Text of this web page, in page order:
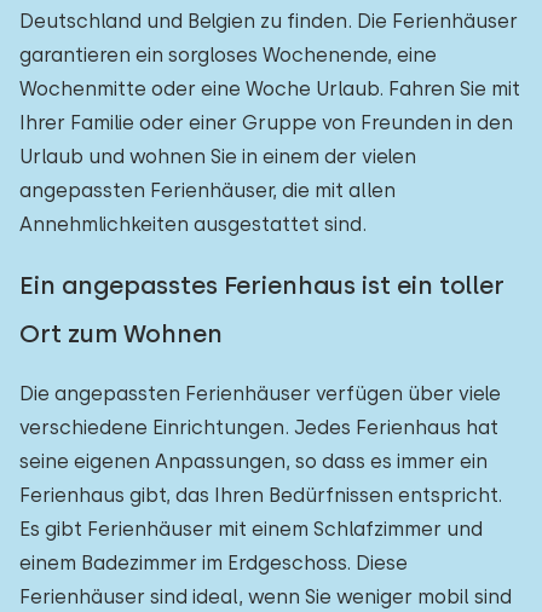
Kindereinrichtungen im Park 0
Zugänglichkeit
Eingeschränkte Mobilität
Rollstuhlgerecht
Hilfsmittel
Deutschland und Belgien zu finden. Die Ferienhäuser
garantieren ein sorgloses Wochenende, eine
Wochenmitte oder eine Woche Urlaub. Fahren Sie mit
Ihrer Familie oder einer Gruppe von Freunden in den
Urlaub und wohnen Sie in einem der vielen
angepassten Ferienhäuser, die mit allen
Annehmlichkeiten ausgestattet sind.
Ein angepasstes Ferienhaus ist ein toller
Ort zum Wohnen
Die angepassten Ferienhäuser verfügen über viele
verschiedene Einrichtungen. Jedes Ferienhaus hat
seine eigenen Anpassungen, so dass es immer ein
Ferienhaus gibt, das Ihren Bedürfnissen entspricht.
Es gibt Ferienhäuser mit einem Schlafzimmer und
einem Badezimmer im Erdgeschoss. Diese
Ferienhäuser sind ideal, wenn Sie weniger mobil sind